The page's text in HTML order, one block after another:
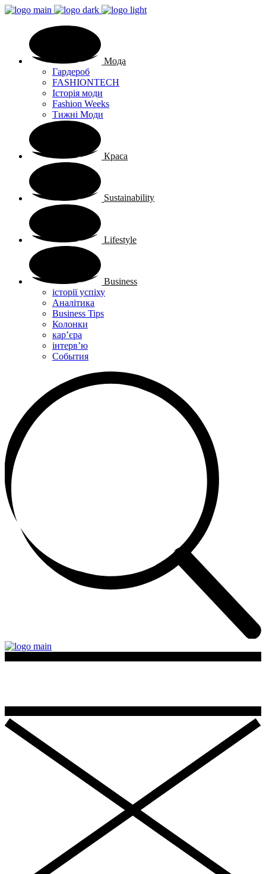
Мода
Гардероб
FASHIONTECH
Історія моди
Fashion Weeks
Тижні Моди
Краса
Sustainability
Lifestyle
Business
історії успіху
Аналітика
Business Tips
Колонки
кар’єра
інтерв’ю
Cобытия